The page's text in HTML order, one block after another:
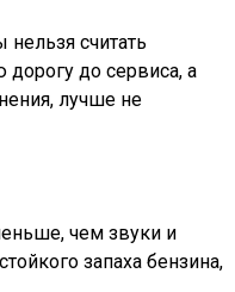
считать
до сервиса, а
лучше не
чем звуки и
запаха бензина,